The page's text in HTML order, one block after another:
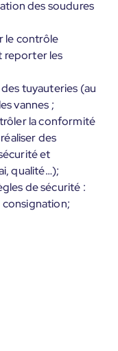
des soudures
le contrôle
reporter les
tuyauteries (au
vannes ;
la conformité
des
et
qualité…);
de sécurité :
consignation;